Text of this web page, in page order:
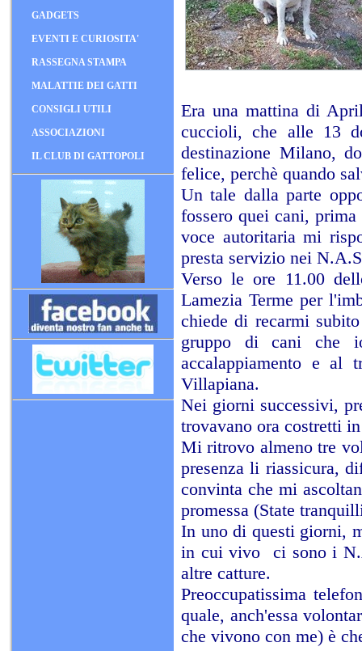
GADGETS
EVENTI E CURIOSITA'
RASSEGNA STAMPA
MALATTIE DEI GATTI
CONSIGLI UTILI
ASSOCIAZIONI
IL CLUB DI GATTOPOLI
Era una mattina di
cuccioli, che alle 13
destinazione Milano,
felice, perchè quando
Un tale dalla parte
fossero quei cani,
voce autoritaria mi
presta servizio nei
Verso le ore 11.00
Lamezia Terme per
chiede di recarmi
gruppo di cani che
accalappiamento e
Villapiana.
Nei giorni successivi,
trovavano ora costretti
Mi ritrovo almeno tre
presenza li riassicura,
convinta che mi
promessa (State
In uno di questi giorni,
in cui vivo ci sono i
altre catture.
Preoccupatissima
quale, anch'essa
che vivono con me) è